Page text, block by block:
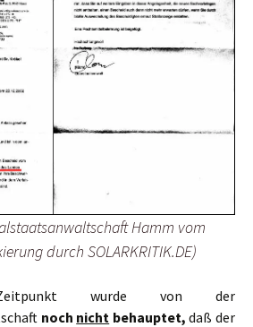
Hamm vom
durch SOLARKRITIK.DE)
wurde von der
noch nicht behauptet, daß der